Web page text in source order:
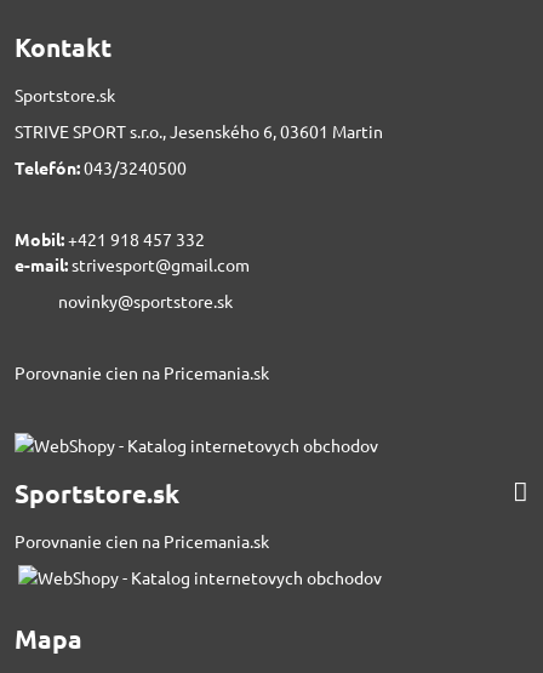
Kontakt
Sportstore.sk
STRIVE SPORT s.r.o., Jesenského 6, 03601 Martin
Telefón:043/3240500
Mobil:+421 918 457 332
e-mail:strivesport@gmail.com
novinky@sportstore.sk
Porovnanie cien na Pricemania.sk
Sportstore.sk
Porovnanie cien na Pricemania.sk
Mapa